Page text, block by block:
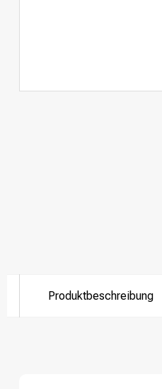
Produktbeschreibung